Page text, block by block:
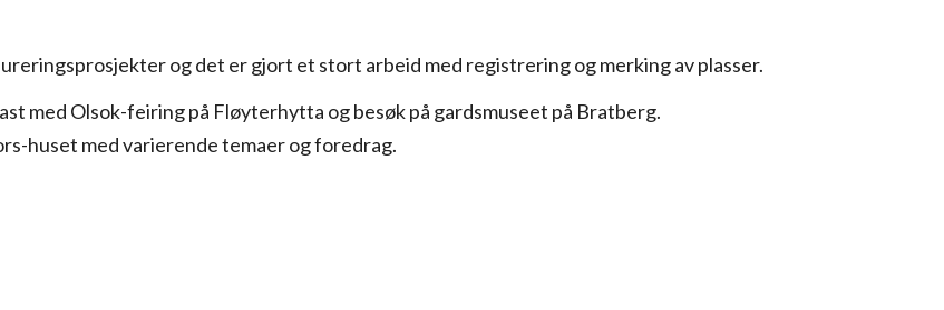
og det er gjort et stort arbeid med registrering og merking av plasser.
med Olsok-feiring på Fløyterhytta og besøk på gardsmuseet på Bratberg.
huset med varierende temaer og foredrag.